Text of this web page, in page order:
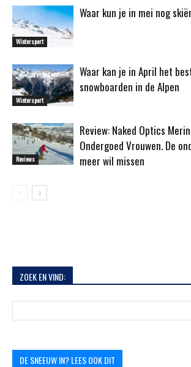
Wintersport
Waar kun je in mei nog
Wintersport
Waar kan je in April het
snowboarden in de Alpen
Reviews
Review: Naked Optics
Ondergoed Vrouwen. De
meer wil missen
ZOEK EN VIND:
DE SNEEUW IN? LEES OOK DIT